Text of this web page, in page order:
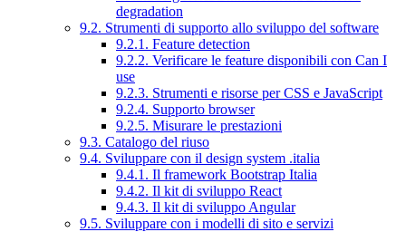
degradation
9.2. Strumenti di supporto allo sviluppo del software
9.2.1. Feature detection
9.2.2. Verificare le feature disponibili con Can I
use
9.2.3. Strumenti e risorse per CSS e JavaScript
9.2.4. Supporto browser
9.2.5. Misurare le prestazioni
9.3. Catalogo del riuso
9.4. Sviluppare con il design system .italia
9.4.1. Il framework Bootstrap Italia
9.4.2. Il kit di sviluppo React
9.4.3. Il kit di sviluppo Angular
9.5. Sviluppare con i modelli di sito e servizi